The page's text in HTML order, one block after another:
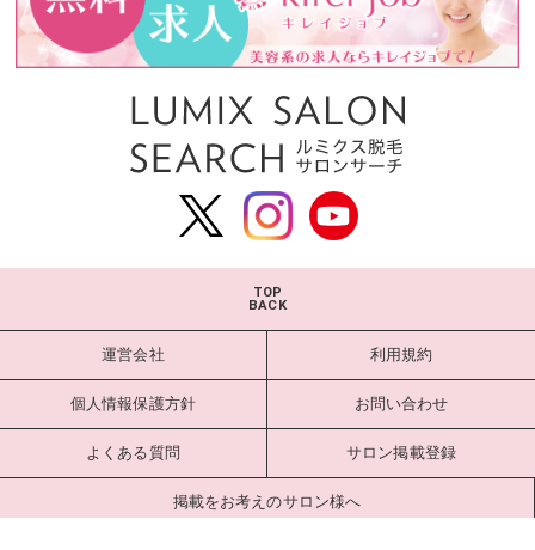
TOP
BACK
運営会社 利用規約
個人情報保護方針 お問い合わせ
よくある質問 サロン掲載登録
掲載をお考えのサロン様へ